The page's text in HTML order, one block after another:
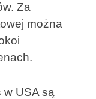
Za
można
w USA są